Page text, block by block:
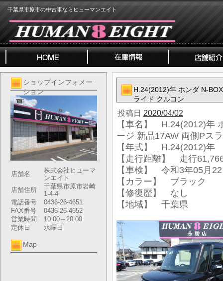
千葉県市原市の中古車ならヒューマンエイト
ショップインフォメー
ション
店舗名
株式会社ヒューマ
ンエイト
店舗住所
千葉県市原市岩崎
1-4-4
電話番号
0436-26-4651
FAX番号
0436-26-4652
営業時間
10:00～20:00
定休日
水曜日
Map
H.24(2012)年 ホンダ N-
ライド クルコン
投稿日 2020/04/02
【車名】 H.24(2012)年
ージ 新品17AW 両側Pス
【年式】 H.24(2012)年
【走行距離】 走行
【車検】 令和3年05月
【カラー】 ブラック
【修復歴】 なし
【地域】 千葉県